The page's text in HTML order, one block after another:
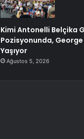
Kimi Antonelli Belçika
Pozisyonunda, George
Yaşıyor
Ağustos 5, 2026